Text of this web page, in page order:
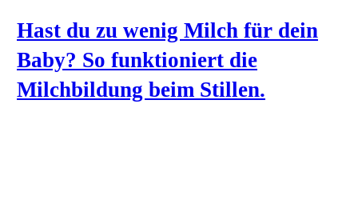
Hast du zu wenig Milch für dein
Baby? So funktioniert die
Milchbildung beim Stillen.